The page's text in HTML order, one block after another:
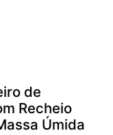
de
Recheio
Úmida